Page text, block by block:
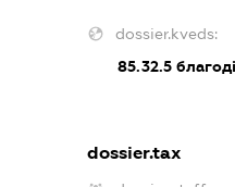
dossier.kveds:
85.32.5
dossier.tax